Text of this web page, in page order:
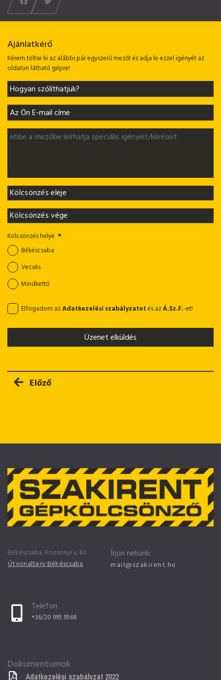
Ajánlatkérő
Kérem töltse ki az alábbi pár egyszerű mezőt és adja le ezzel igényét az
oldalon látható gépre!
Kölcsönzés helye *
Békéscsaba
Vecsés
Mindkettő
Elfogadom azAdatkezelési szabályzatotés azÁ.Sz.F.-et!
Üzenet elküldés
Előző cikk: Kölcsönözhető lombszívó
Előző
Békéscsaba, Pozsonyi u. 63.
Útvonalterv Békéscsaba
Írjon nekünk:
mail@szakirent.hu
Telefon:
+36/20 995 9568
Dokumentumok
Adatkezelési szabályzat 2022